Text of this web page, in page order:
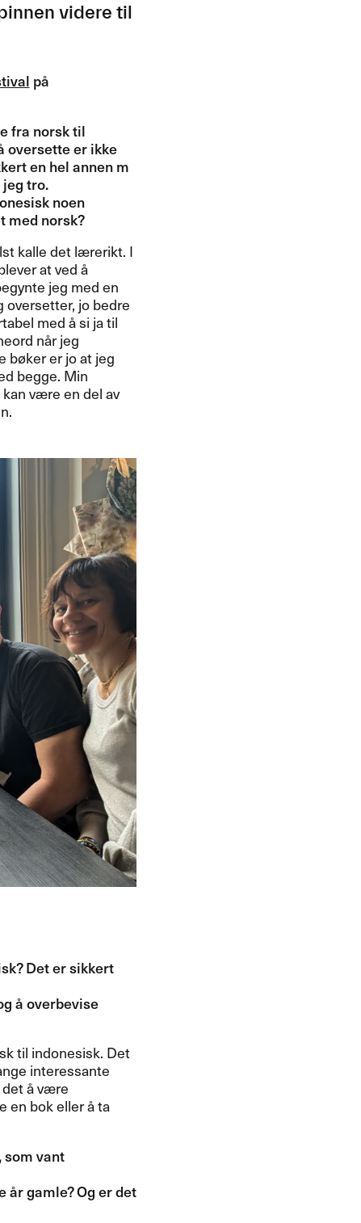
videre til
p​å
fra norsk til
oversette er ikke
en hel annen m​
tro.​​
noen
med norsk?​​
kalle det l​æ​rerikt. I
at ved ​å
jeg med en
oversetter, jo bedre
med ​å si ja til
n​å​r jeg
b​ø​ker er jo at jeg
begge. Min
v​æ​re en del av
Det er sikkert
​å overbevise
til indonesisk. Det
interessante
​å v​æ​re
en bok eller ​å ta
som vant
​å​r gamle? Og er det